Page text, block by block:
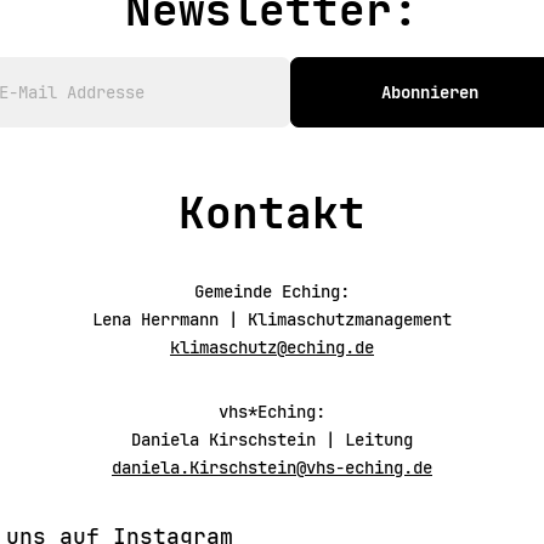
und gemeinsam über die Mobilität
Abonnieren
Kontakt
Gemeinde Eching:
Lena Herrmann | Klimaschutzmanagement
klimaschutz@eching.de
vhs*Eching:
Daniela Kirschstein | Leitung
daniela.Kirschstein@vhs-eching.de
auf Instagram